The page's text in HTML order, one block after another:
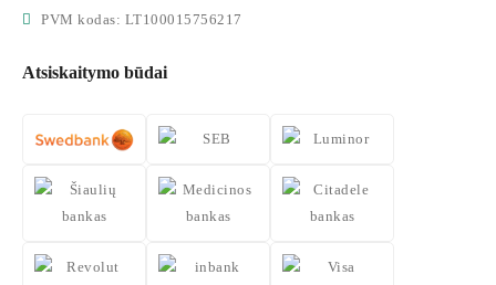
PVM kodas: LT100015756217
Atsiskaitymo būdai